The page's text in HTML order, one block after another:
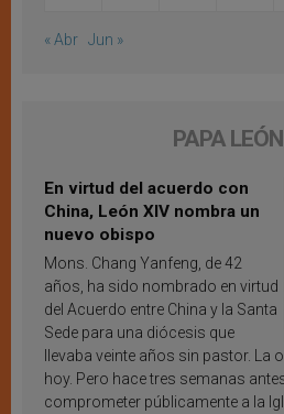
« Abr Jun »
PAPA
En virtud del acuerdo con
China, León XIV nombra un
nuevo obispo
Mons. Chang Yanfeng, de 42
años, ha sido nombrado en virtud
del Acuerdo entre China y la Santa
Sede para una diócesis que
llevaba veinte años sin pastor. La
hoy. Pero hace tres semanas
comprometer públicamente a la